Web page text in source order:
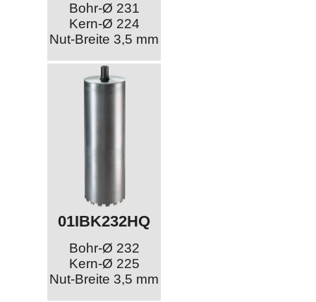
Bohr-Ø 231
Kern-Ø 224
Nut-Breite 3,5 mm
01IBK232HQ
Bohr-Ø 232
Kern-Ø 225
Nut-Breite 3,5 mm